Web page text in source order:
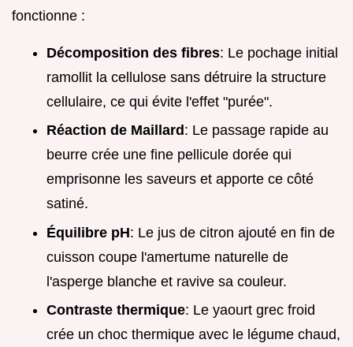
fonctionne :
Décomposition des fibres: Le pochage initial
ramollit la cellulose sans détruire la structure
cellulaire, ce qui évite l'effet "purée".
Réaction de Maillard : Le passage rapide au
beurre crée une fine pellicule dorée qui
emprisonne les saveurs et apporte ce côté
satiné.
Équilibre pH: Le jus de citron ajouté en fin de
cuisson coupe l'amertume naturelle de
l'asperge blanche et ravive sa couleur.
Contraste thermique: Le yaourt grec froid
crée un choc thermique avec le légume chaud,